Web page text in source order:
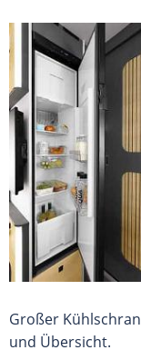
Großer
und Übersicht.